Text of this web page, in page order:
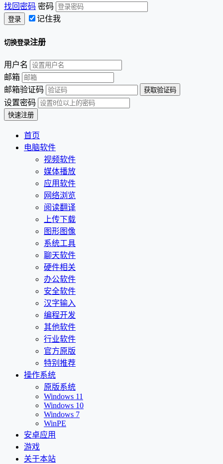
找回密码 密码
记住我
切换登录注册
用户名
邮箱
邮箱验证码
设置密码
首页
电脑软件
视频软件
媒体播放
应用软件
网络浏览
阅读翻译
上传下载
图形图像
系统工具
聊天软件
硬件相关
办公软件
安全软件
汉字输入
编程开发
其他软件
行业软件
官方原版
特别推荐
操作系统
原版系统
Windows 11
Windows 10
Windows 7
WinPE
安卓应用
游戏
关于本站